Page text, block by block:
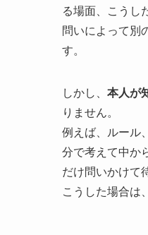
る場面、こうし
問いによって別
す。
しかし、 本人が
りません。
例えば、ルール
分で考えて中か
だけ問いかけて
こうした場合は